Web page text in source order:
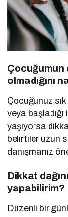
Çocuğumun
olmadığını
Çocuğunuz
veya
yaşıyorsa
belirtiler uzun
danışmanız
Dikkat
yapabilirim?
Düzenli bir